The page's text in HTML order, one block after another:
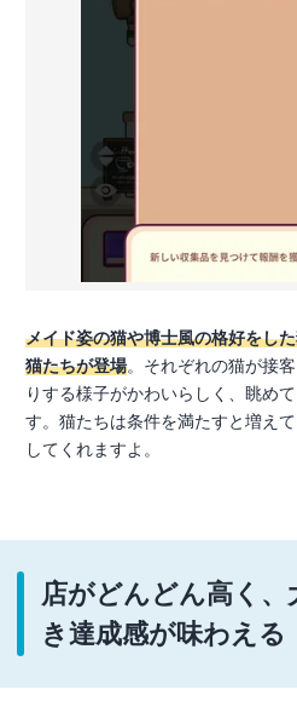
メイド姿の猫や博士風の格好をし
猫たちが登場。それぞれの猫が接
りする様子がかわいらしく、眺め
す。猫たちは条件を満たすと増え
してくれますよ。
店がどんどん高く
き達成感が味わえる